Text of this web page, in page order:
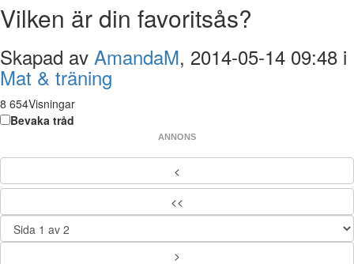
Vilken är din favoritsås?
Skapad av AmandaM, 2014-05-14 09:48 i
Mat & träning
8 654Visningar
Bevaka tråd
ANNONS
<
<<
>